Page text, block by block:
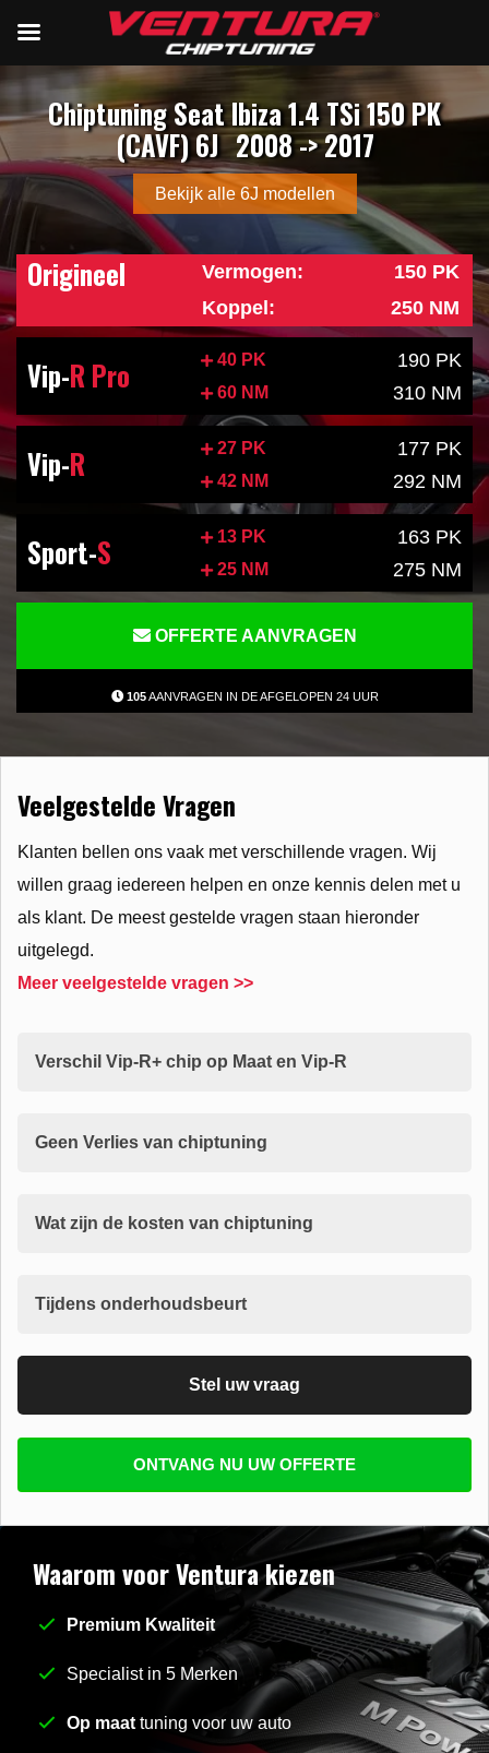
Chiptuning Seat Ibiza 1.4 TSi 150 PK
(CAVF) 6J 2008 -> 2017
Bekijk alle 6J modellen
Origineel Vermogen:
150 PK
Koppel:
250 NM
Vip-R Pro 40 PK 190 PK
60 NM 310 NM
Vip-R 27 PK 177 PK
42 NM 292 NM
Sport-S 13 PK 163 PK
25 NM 275 NM
OFFERTE AANVRAGEN
105AANVRAGEN IN DE AFGELOPEN 24 UUR
Veelgestelde Vragen
Klanten bellen ons vaak met verschillende vragen. Wij
willen graag iedereen helpen en onze kennis delen met u
als klant. De meest gestelde vragen staan hieronder
uitgelegd.
Meer veelgestelde vragen >>
Verschil Vip-R+ chip op Maat en Vip-R
Geen Verlies van chiptuning
Wat zijn de kosten van chiptuning
Tijdens onderhoudsbeurt
Stel uw vraag
Stel uw vraag*
ONTVANG NU UW OFFERTE
Waarom voor Ventura kiezen
Premium Kwaliteit
Specialist in 5 Merken
Op maat tuning voor uw auto